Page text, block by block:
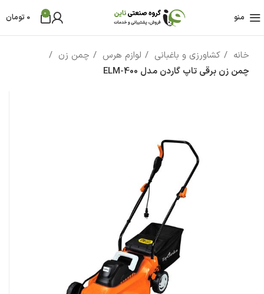
منو 0
0 تومان
خانه کشاورزی و باغبانی لوازم هرس
چمن زن
چمن زن برقی تاپ گاردن مدل ELM-400